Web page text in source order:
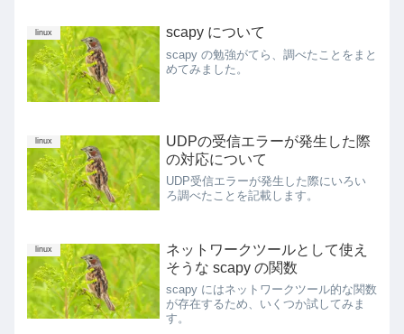
linux scapy について
scapy の勉強がてら、調べたことをまと
めてみました。
linux
UDPの受信エラーが発生した際
の対応について
UDP受信エラーが発生した際にいろい
ろ調べたことを記載します。
linux
ネットワークツールとして使え
そうな scapy の関数
scapy にはネットワークツール的な関数
が存在するため、いくつか試してみま
す。